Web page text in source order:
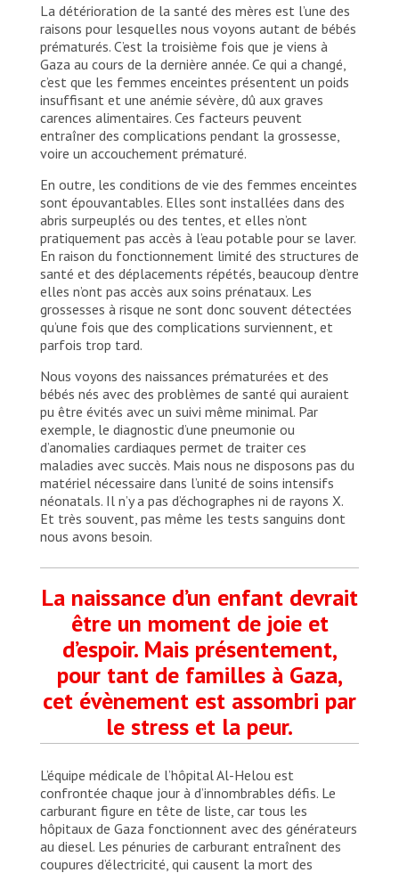
La détérioration de la santé des mères est l’une des
raisons pour lesquelles nous voyons autant de bébés
prématurés. C’est la troisième fois que je viens à
Gaza au cours de la dernière année. Ce qui a changé,
c’est que les femmes enceintes présentent un poids
insuffisant et une anémie sévère, dû aux graves
carences alimentaires. Ces facteurs peuvent
entraîner des complications pendant la grossesse,
voire un accouchement prématuré.
En outre, les conditions de vie des femmes enceintes
sont épouvantables. Elles sont installées dans des
abris surpeuplés ou des tentes, et elles n’ont
pratiquement pas accès à l’eau potable pour se laver.
En raison du fonctionnement limité des structures de
santé et des déplacements répétés, beaucoup d’entre
elles n’ont pas accès aux soins prénataux. Les
grossesses à risque ne sont donc souvent détectées
qu’une fois que des complications surviennent, et
parfois trop tard.
Nous voyons des naissances prématurées et des
bébés nés avec des problèmes de santé qui auraient
pu être évités avec un suivi même minimal. Par
exemple, le diagnostic d’une pneumonie ou
d’anomalies cardiaques permet de traiter ces
maladies avec succès. Mais nous ne disposons pas du
matériel nécessaire dans l’unité de soins intensifs
néonatals. Il n’y a pas d’échographes ni de rayons X.
Et très souvent, pas même les tests sanguins dont
nous avons besoin.
La naissance d’un enfant devrait
être un moment de joie et
d’espoir. Mais présentement,
pour tant de familles à Gaza,
cet évènement est assombri par
le stress et la peur.
L’équipe médicale de l’hôpital Al-Helou est
confrontée chaque jour à d’innombrables défis. Le
carburant figure en tête de liste, car tous les
hôpitaux de Gaza fonctionnent avec des générateurs
au diesel. Les pénuries de carburant entraînent des
coupures d’électricité, qui causent la mort des